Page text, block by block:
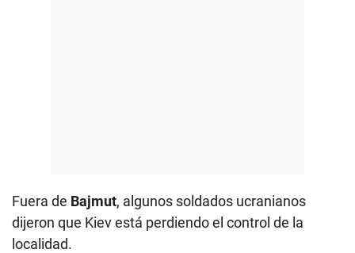
Fuera de Bajmut, algunos soldados ucranianos
dijeron que Kiev está perdiendo el control de la
localidad.